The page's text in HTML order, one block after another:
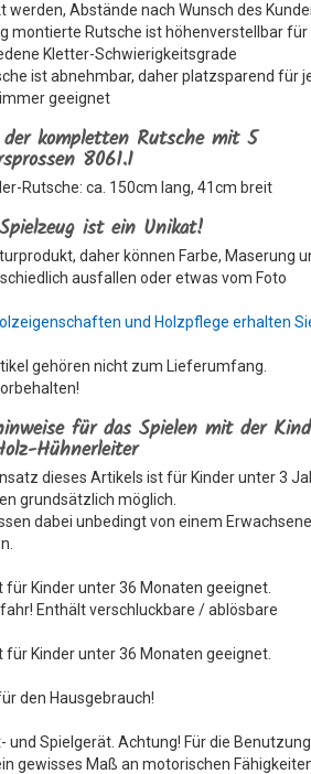
werden, Abstände nach Wunsch des
montierte Rutsche ist höhenverstellbar für
Kletter-Schwierigkeitsgrade
ist abnehmbar, daher platzsparend für
geeignet
der kompletten Rutsche mit 5
8061.1
Rutsche: ca. 150cm lang, 41cm breit
ist ein Unikat!
daher können Farbe, Maserung
ausfallen oder etwas vom Foto
und Holzpflege erhalten
gehören nicht zum Lieferumfang.
für das Spielen mit der
Hühnerleiter
dieses Artikels ist für Kinder unter 3
grundsätzlich möglich.
dabei unbedingt von einem
für Kinder unter 36 Monaten geeignet.
Enthält verschluckbare / ablösbare
für Kinder unter 36 Monaten geeignet.
den Hausgebrauch!
und Spielgerät. Achtung! Für die
gewisses Maß an motorischen